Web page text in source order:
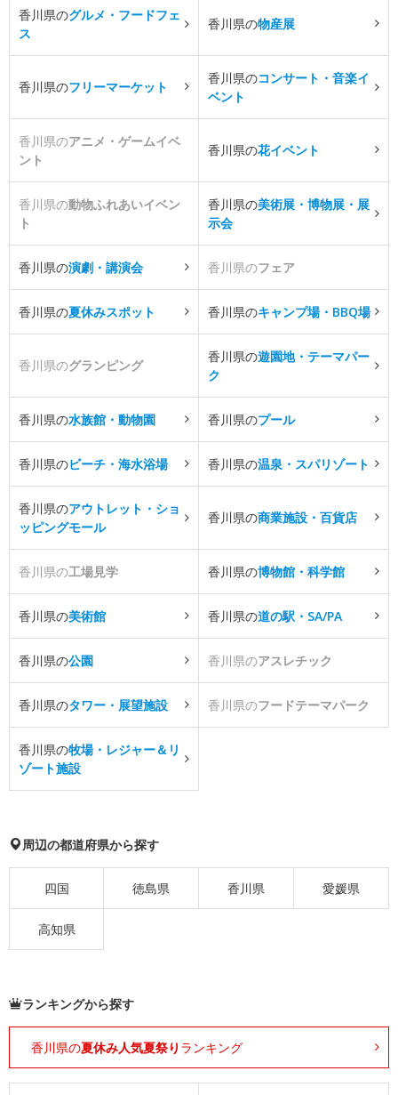
香川県のグルメ・フードフェ
ス
香川県の物産展
香川県のフリーマーケット
香川県のコンサート・音楽イ
ベント
香川県のアニメ・ゲームイベ
ント
香川県の花イベント
香川県の動物ふれあいイベン
ト
香川県の美術展・博物展・展
示会
香川県の演劇・講演会 香川県のフェア
香川県の夏休みスポット 香川県のキャンプ場・BBQ場
香川県のグランピング
香川県の遊園地・テーマパー
ク
香川県の水族館・動物園 香川県のプール
香川県のビーチ・海水浴場 香川県の温泉・スパリゾート
香川県のアウトレット・ショ
ッピングモール
香川県の商業施設・百貨店
香川県の工場見学 香川県の博物館・科学館
香川県の美術館 香川県の道の駅・SA/PA
香川県の公園 香川県のアスレチック
香川県のタワー・展望施設 香川県のフードテーマパーク
香川県の牧場・レジャー＆リ
ゾート施設
周辺の都道府県から探す
四国 徳島県 香川県 愛媛県
高知県
ランキングから探す
香川県の夏休み人気夏祭り ランキング